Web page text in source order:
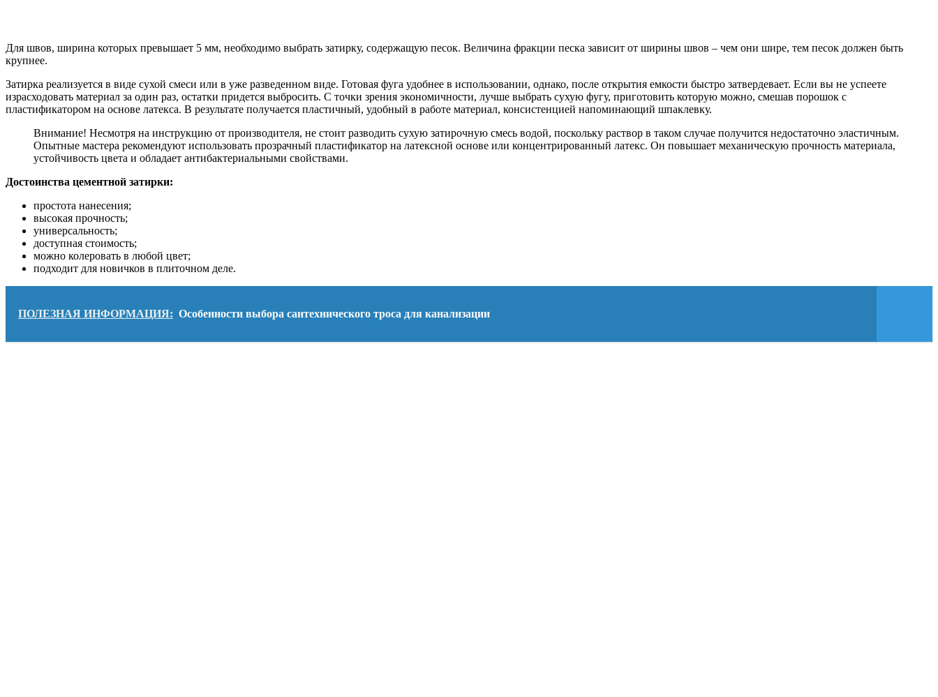
Для швов, ширина которых превышает 5 мм, необходимо выбрать затирку, содержащую песок. Величина фракции песка зависит от ширины швов – чем они шире, тем песок должен быть
крупнее.
Затирка реализуется в виде сухой смеси или в уже разведенном виде. Готовая фуга удобнее в использовании, однако, после открытия емкости быстро затвердевает. Если вы не успеете
израсходовать материал за один раз, остатки придется выбросить. С точки зрения экономичности, лучше выбрать сухую фугу, приготовить которую можно, смешав порошок с
пластификатором на основе латекса. В результате получается пластичный, удобный в работе материал, консистенцией напоминающий шпаклевку.
Внимание! Несмотря на инструкцию от производителя, не стоит разводить сухую затирочную смесь водой, поскольку раствор в таком случае получится недостаточно эластичным.
Опытные мастера рекомендуют использовать прозрачный пластификатор на латексной основе или концентрированный латекс. Он повышает механическую прочность материала,
устойчивость цвета и обладает антибактериальными свойствами.
Достоинства цементной затирки:
простота нанесения;
высокая прочность;
универсальность;
доступная стоимость;
можно колеровать в любой цвет;
подходит для новичков в плиточном деле.
ПОЛЕЗНАЯ ИНФОРМАЦИЯ: Особенности выбора сантехнического троса для канализации